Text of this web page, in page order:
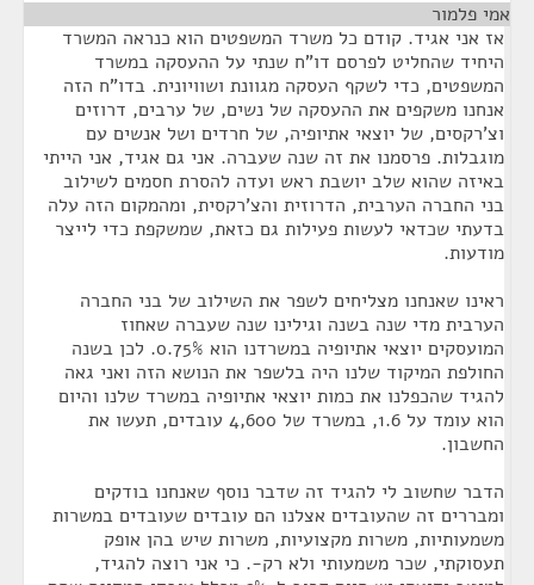
אמי פלמור
אז אני אגיד. קודם כל משרד המשפטים הוא כנראה המשרד
היחיד שהחליט לפרסם דו"ח שנתי על ההעסקה במשרד
המשפטים, כדי לשקף העסקה מגוונת ושוויונית. בדו"ח הזה
אנחנו משקפים את ההעסקה של נשים, של ערבים, דרוזים
וצ'רקסים, של יוצאי אתיופיה, של חרדים ושל אנשים עם
מוגבלות. פרסמנו את זה שנה שעברה. אני גם אגיד, אני הייתי
באיזה שהוא שלב יושבת ראש ועדה להסרת חסמים לשילוב
בני החברה הערבית, הדרוזית והצ'רקסית, ומהמקום הזה עלה
בדעתי שכדאי לעשות פעילות גם כזאת, שמשקפת כדי לייצר
מודעות.
ראינו שאנחנו מצליחים לשפר את השילוב של בני החברה
הערבית מדי שנה בשנה וגילינו שנה שעברה שאחוז
המועסקים יוצאי אתיופיה במשרדנו הוא 0.75%. לכן בשנה
החולפת המיקוד שלנו היה בלשפר את הנושא הזה ואני גאה
להגיד שהכפלנו את כמות יוצאי אתיופיה במשרד שלנו והיום
הוא עומד על 1.6, במשרד של 4,600 עובדים, תעשו את
החשבון.
הדבר שחשוב לי להגיד זה שדבר נוסף שאנחנו בודקים
ומבררים זה שהעובדים אצלנו הם עובדים שעובדים במשרות
משמעותיות, משרות מקצועיות, משרות שיש בהן אופק
תעסוקתי, שכר משמעותי ולא רק-. כי אני רוצה להגיד,